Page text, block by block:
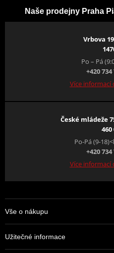
Naše prodejny Praha
Vrbova
Po – Pá
+420 734
Více informací
České mládeže
460
Po-Pá (9-
+420 734
Více informací
Vše o nákupu
Užitečné informace